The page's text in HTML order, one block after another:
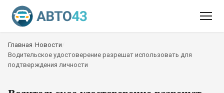
Главная Новости
Водительское удостоверение разрешат использовать для
подтверждения личности